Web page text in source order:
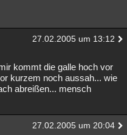
27.02.2005 um 13:12
kommt die galle hoch vor
kurzem noch aussah... wie
abreißen... mensch
27.02.2005 um 20:04